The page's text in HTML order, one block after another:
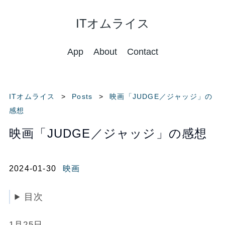
ITオムライス
App About Contact
ITオムライス Posts
映画「JUDGE／ジャッジ」の
感想
映画「JUDGE／ジャッジ」の感想
2024-01-30 映画
目次